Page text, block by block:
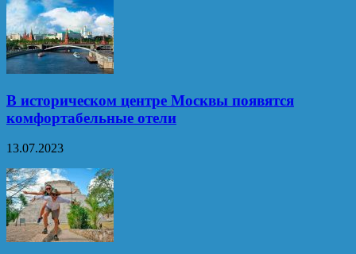
В историческом центре Москвы появятся
комфортабельные отели
13.07.2023